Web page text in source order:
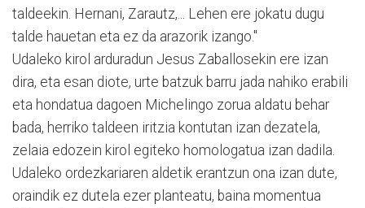
taldeekin. Hernani, Zarautz,... Lehen ere jokatu dugu
talde hauetan eta ez da arazorik izango."
Udaleko kirol arduradun Jesus Zaballosekin ere izan
dira, eta esan diote, urte batzuk barru jada nahiko erabili
eta hondatua dagoen Michelingo zorua aldatu behar
bada, herriko taldeen iritzia kontutan izan dezatela,
zelaia edozein kirol egiteko homologatua izan dadila.
Udaleko ordezkariaren aldetik erantzun ona izan dute,
oraindik ez dutela ezer planteatu, baina momentua